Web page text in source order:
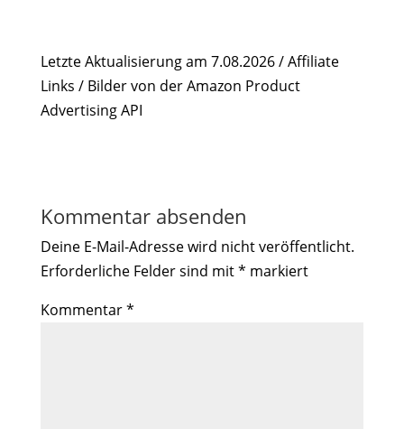
Letzte Aktualisierung am 7.08.2026 / Affiliate
Links / Bilder von der Amazon Product
Advertising API
Kommentar absenden
Deine E-Mail-Adresse wird nicht veröffentlicht.
Erforderliche Felder sind mit* markiert
Kommentar*